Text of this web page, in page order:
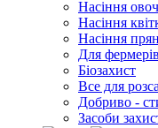
Насіння
Насіння
Насіння
Для
Біозахист
Все для
Добриво -
Засоби